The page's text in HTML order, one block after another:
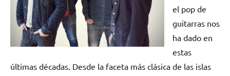
el pop de
guitarras nos
ha dado en
estas
últimas décadas. Desde la faceta más clásica de las islas